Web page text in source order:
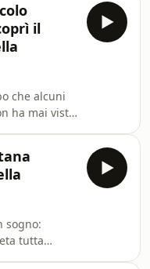
Sussurro
ogni
amico,
che serve
la
vecchio
un ri
il
che alcuni
ha mai visto
solare
che fa il
con il mare
paura in
della
perfetta per
sogno:
tutta